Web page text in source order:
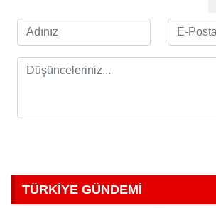
TÜRKİYE GÜNDEMİ